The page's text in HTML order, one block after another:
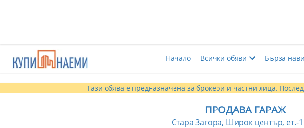
Начало Всички обяви Бърза
Тази обява е предназначена за брокери и частни лица.
ПРОДАВА ГАРАЖ
Стара Загора, Широк център, ет.-1